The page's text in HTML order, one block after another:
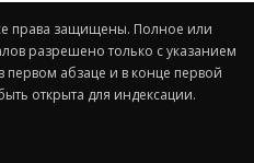
права защищены. Полное или
разрешено только с указанием
абзаце и в конце первой
открыта для индексации.